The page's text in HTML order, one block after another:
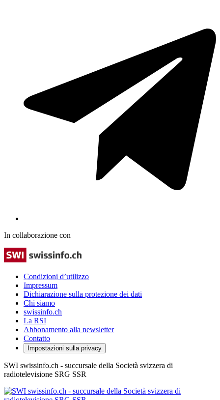
In collaborazione con
Condizioni d’utilizzo
Impressum
Dichiarazione sulla protezione dei dati
Chi siamo
swissinfo.ch
La RSI
Abbonamento alla newsletter
Contatto
Impostazioni sulla privacy
SWI swissinfo.ch - succursale della Società svizzera di
radiotelevisione SRG SSR